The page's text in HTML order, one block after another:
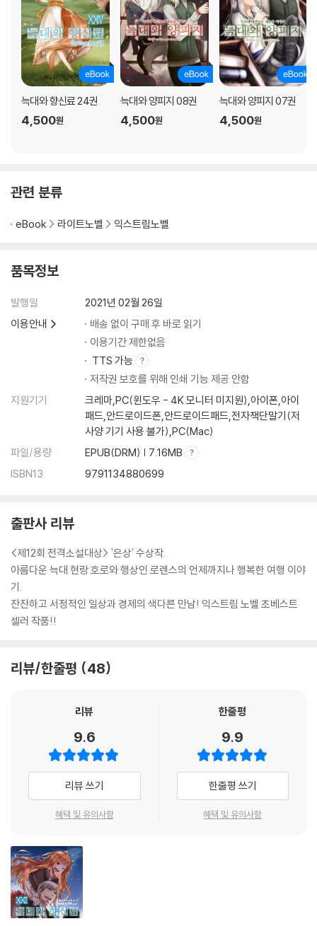
늑대와 향신료 24권
4,500원
늑대와 양피지 08권
4,500원
늑대와 양피지 07권
4,500원
관련 분류
eBook 라이트노벨 익스트림노벨
품목정보
발행일
2021년 02월 26일
이용안내
배송 없이 구매 후 바로 읽기
이용기간 제한없음
TTS 가능
저작권 보호를 위해 인쇄 기능 제공 안함
지원기기
크레마,PC(윈도우 - 4K 모니터 미지원),아이폰,아이
패드,안드로이드폰,안드로이드패드,전자책단말기(저
사양 기기 사용 불가),PC(Mac)
파일/용량
EPUB(DRM) | 7.16MB
ISBN13
9791134880699
출판사 리뷰
<제12회 전격소설대상> '은상' 수상작.
아름다운 늑대 현랑 호로와 행상인 로렌스의 언제까지나 행복한 여행 이야
기.
잔잔하고 서정적인 일상과 경제의 색다른 만남! 익스트림 노벨 초베스트
셀러 작품!!
리뷰/한줄평 48
리뷰
9.6
리뷰 쓰기
혜택 및 유의사항
한줄평
9.9
한줄평 쓰기
혜택 및 유의사항